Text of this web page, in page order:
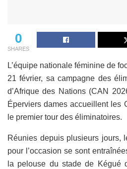
0
SHARES
L’équipe nationale féminine de
21 février, sa campagne des
d’Afrique des Nations (CAN
Éperviers dames accueillent les
le premier tour des éliminatoires.
Réunies depuis plusieurs jours,
pour l’occasion se sont
la pelouse du stade de Kégué